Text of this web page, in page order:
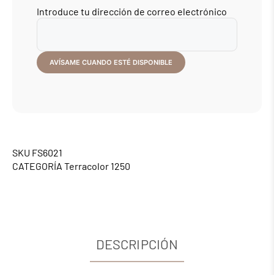
Introduce tu dirección de correo electrónico
SKU FS6021
CATEGORÍA Terracolor 1250
DESCRIPCIÓN